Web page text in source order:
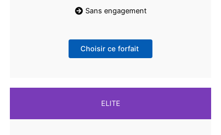
Sans engagement
Choisir ce forfait
ELITE